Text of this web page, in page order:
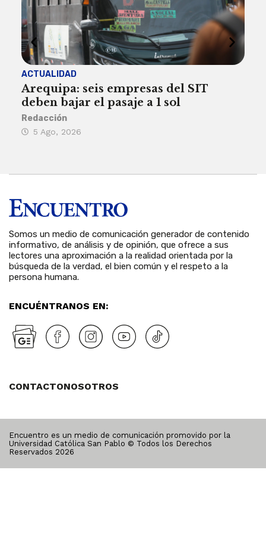
ACTUALIDAD
Arequipa: seis empresas del SIT
deben bajar el pasaje a 1 sol
Redacción
5 Ago, 2026
Somos un medio de comunicación generador de contenido
informativo, de análisis y de opinión, que ofrece a sus
lectores una aproximación a la realidad orientada por la
búsqueda de la verdad, el bien común y el respeto a la
persona humana.
ENCUÉNTRANOS EN:
CONTACTONOSOTROS
Encuentro es un medio de comunicación promovido por la
Universidad Católica San Pablo © Todos los Derechos
Reservados 2026